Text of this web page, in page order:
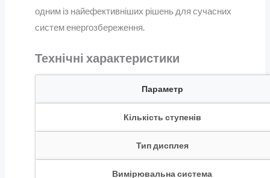
одним із найефективніших рішень для сучасних
систем енергозбереження.
Технічні характеристики
Параметр
Кількість ступенів
Тип дисплея
Вимірювальна система